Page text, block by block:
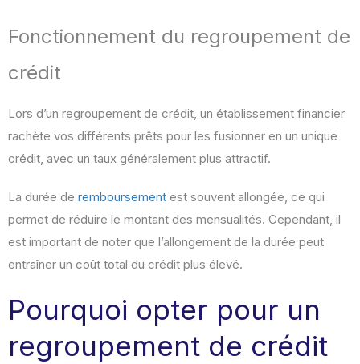
Fonctionnement du regroupement de
crédit
Lors d’un regroupement de crédit, un établissement financier
rachète vos différents prêts pour les fusionner en un unique
crédit, avec un taux généralement plus attractif.
La durée de remboursement est souvent allongée, ce qui
permet de réduire le montant des mensualités. Cependant, il
est important de noter que l’allongement de la durée peut
entraîner un coût total du crédit plus élevé.
Pourquoi opter pour un
regroupement de crédit